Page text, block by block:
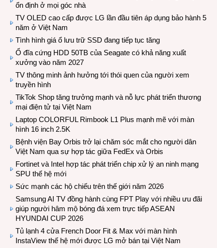
ổn định ở mọi góc nhà
TV OLED cao cấp được LG lần đầu tiên áp dụng bảo hành 5
năm ở Việt Nam
Tình hình giá ổ lưu trữ SSD đang tiếp tục tăng
Ổ đĩa cứng HDD 50TB của Seagate có khả năng xuất
xưởng vào năm 2027
TV thông minh ảnh hưởng tới thói quen của người xem
truyền hình
TikTok Shop tăng trưởng mạnh và nỗ lực phát triển thương
mại điện tử tại Việt Nam
Laptop COLORFUL Rimbook L1 Plus mạnh mẽ với màn
hình 16 inch 2.5K
Bệnh viện Bay Orbis trở lại chăm sóc mắt cho người dân
Việt Nam qua sự hợp tác giữa FedEx và Orbis
Fortinet và Intel hợp tác phát triển chip xử lý an ninh mạng
SPU thế hệ mới
Sức mạnh các hộ chiếu trên thế giới năm 2026
Samsung AI TV đồng hành cùng FPT Play với nhiều ưu đãi
giúp người hâm mộ bóng đá xem trực tiếp ASEAN
HYUNDAI CUP 2026
Tủ lạnh 4 cửa French Door Fit & Max với màn hình
InstaView thế hệ mới được LG mở bán tại Việt Nam